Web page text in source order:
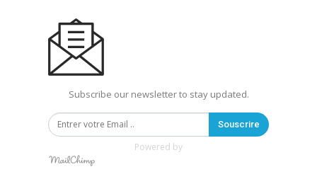
Subscribe our newsletter to stay updated.
Souscrire
Powered by